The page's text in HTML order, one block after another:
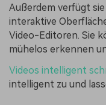
Außerdem verfügt
interaktive
Video-Editoren. Sie
mühelos erkennen
Videos intelligent
intelligent zu und